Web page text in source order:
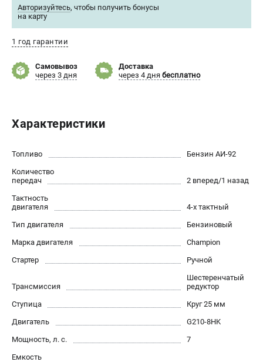
Нашли дешевле?
Политика обработки персональных данных
О компании
Юридическим лицам
Бонусная программа
Как нас найти
КАТАЛОГ
Аккумуляторная техника
Генераторы электричества
Двигатели
Мотоблоки
Мотопомпы
Принадлежности и акссесуары
Авторизуйтесь, чтобы получить бонусы
на карту
1 год гарантии
Самовывоз
через 3 дня
Доставка
через 4 дня бесплатно
Характеристики
Топливо
Бензин АИ-92
Количество
передач
2 вперед/1 назад
Тактность
двигателя
4-х тактный
Тип двигателя
Бензиновый
Марка двигателя
Champion
Стартер
Ручной
Трансмиссия
Шестеренчатый
редуктор
Ступица
Круг 25 мм
Двигатель
G210-8HK
Мощность, л. с.
7
Емкость